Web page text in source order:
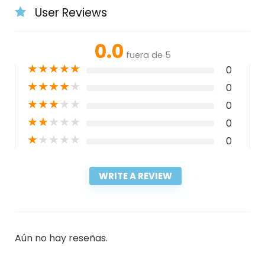
User Reviews
0.0 fuera de 5
★★★★★ 0
★★★★★ 0
★★★★★ 0
★★★★★ 0
★★★★★ 0
WRITE A REVIEW
Aún no hay reseñas.